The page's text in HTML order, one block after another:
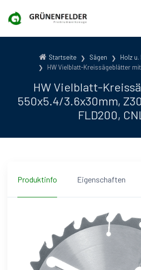
Startseite Sägen
Holz
HW Vielblatt-Kreissägeblätter
HW Vielblatt-
550x5.4/3.6x30mm,
FLD200,
Produktinfo Eigenschaften